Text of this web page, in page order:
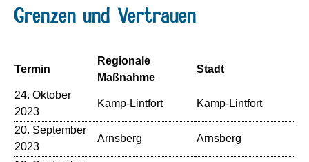
Grenzen und Vertrauen
Termin
Regionale
Maßnahme
Stadt
24. Oktober
2023
Kamp-Lintfort Kamp-Lintfort
20. September
2023
Arnsberg Arnsberg